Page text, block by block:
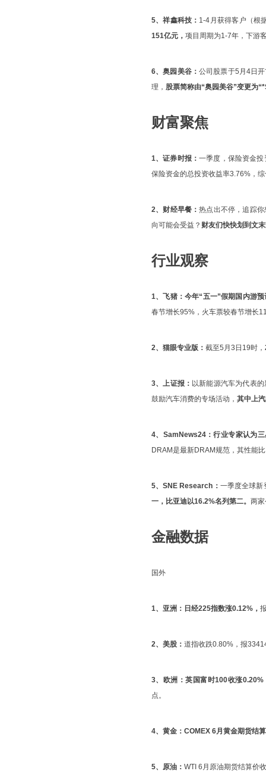
5、祥鑫科技： 1-4月获得客户（根
151亿元， 项目周期为1-7年，下游
6、奥园美谷： 公司股票于5月4日
理， 股票简称由“奥园美谷”变更为
财富聚焦
1、证券时报：一季度，保险资金
保险资金的总投资收益率3.76%，
2、财经早餐：热点出不停，追踪
向可能会受益？ 财友们快快划到文
行业观察
1、飞猪： 今年“五一”假期国内游
春节增长95%，火车票较春节增长
2、猫眼专业版： 截至5月3日19时，
3、上证报： 以新能源汽车为代表
鼓励汽车消费的专场活动， 其中上
4、SamNews24：行业专家认为
DRAM是最新DRAM规范，其性能
5、SNE Research： 一季度全球新
一，比亚迪以16.2%名列第二。 两
金融数据
国外
1、亚洲： 日经225指数涨0.12%，
2、美股： 道指收跌0.80%，报
3、欧洲：英国富时100收涨0.20%
点。
4、黄金： COMEX 6月黄金期货结
5、原油： WTI 6月原油期货结算价